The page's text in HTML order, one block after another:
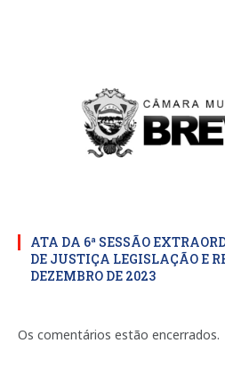
ATA DA 6ª SESSÃO
DE JUSTIÇA LEGISLAÇÃO E
DEZEMBRO DE 2023
Os comentários estão encerrados.